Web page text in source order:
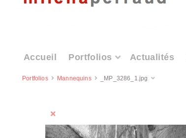
Portfolios Mannequins _MP_3286_1.jpg
Accueil Portfolios Actualités